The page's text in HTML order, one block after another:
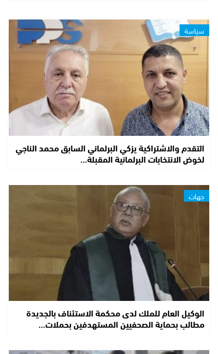
سياسة
التقدم والاشتراكية يزكي البرلماني السابق محمد الناجي
لخوض الانتخابات البرلمانية المقبلة…
جهات
الوكيل العام للملك لدى محكمة الاستئناف بالجديدة
مطالب بحماية الصحفيين المستهدفين بحملات…